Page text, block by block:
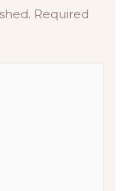
Required